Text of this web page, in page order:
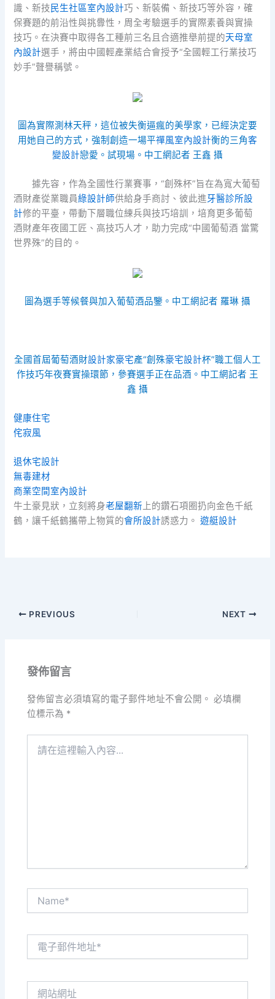
識、新技民生社區室內設計巧、新裝備、新技巧等外容，確
保賽題的前沿性與挑釁性，周全考驗選手的實際素養與實操
技巧。在決賽中取得各工種前三名且合適推舉前提的天母室
內設計選手，將由中國輕產業結合會授予“全國輕工行業技巧
妙手”聲譽稱號。
圖為實際測林天秤，這位被失衡逼瘋的美學家，已經決定要
用她自己的方式，強制創造一場平禪風室內設計衡的三角客
變設計戀愛。試現場。中工網記者 王鑫 攝
據先容，作為全國性行業賽事，“創殊杯”旨在為寬大葡萄
酒財產從業職員綠設計師供給身手商討、彼此進牙醫診所設
計修的平臺，帶動下層職位練兵與技巧培訓，培育更多葡萄
酒財產年夜國工匠、高技巧人才，助力完成“中國葡萄酒 當驚
世界殊”的目的。
圖為選手等候餐與加入葡萄酒品鑒。中工網記者 羅琳 攝
全國首屆葡萄酒財設計家豪宅產“創殊豪宅設計杯”職工個人工
作技巧年夜賽實操環節，參賽選手正在品酒。中工網記者 王
鑫 攝
健康住宅
侘寂風
退休宅設計
無毒建材
商業空間室內設計
牛土豪見狀，立刻將身老屋翻新 上的鑽石項圈扔向金色千紙
鶴，讓千紙鶴攜帶上物質的會所設計誘惑力。遊艇設計
PREVIOUS NEXT
發佈留言
發佈留言必須填寫的電子郵件地址不會公開。 必填欄
位標示為 *